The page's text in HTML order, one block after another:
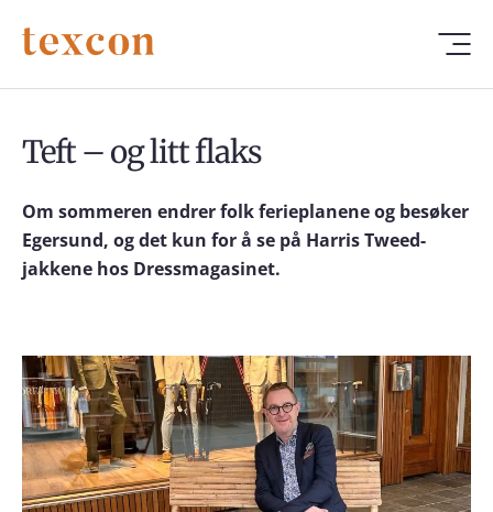
Teft – og litt flaks
Om sommeren endrer folk ferieplanene og besøker
Egersund, og det kun for å se på Harris Tweed-
jakkene hos Dressmagasinet.